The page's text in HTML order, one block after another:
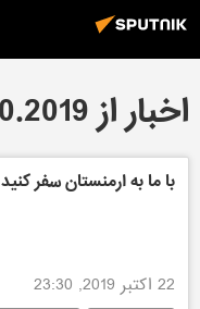
اخبار از 22.10.2019
با ما به ارمنستان سفر کنید
22 اکتبر 2019, 23:30